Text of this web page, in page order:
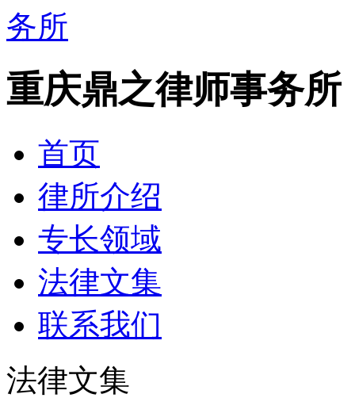
重庆鼎之律师事务所
首页
律所介绍
专长领域
法律文集
联系我们
法律文集